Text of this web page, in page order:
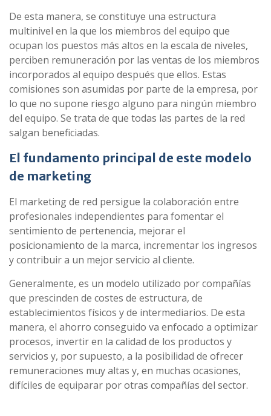
De esta manera, se constituye una estructura
multinivel en la que los miembros del equipo que
ocupan los puestos más altos en la escala de niveles,
perciben remuneración por las ventas de los miembros
incorporados al equipo después que ellos. Estas
comisiones son asumidas por parte de la empresa, por
lo que no supone riesgo alguno para ningún miembro
del equipo. Se trata de que todas las partes de la red
salgan beneficiadas.
El fundamento principal de este modelo
de marketing
El marketing de red persigue la colaboración entre
profesionales independientes para fomentar el
sentimiento de pertenencia, mejorar el
posicionamiento de la marca, incrementar los ingresos
y contribuir a un mejor servicio al cliente.
Generalmente, es un modelo utilizado por compañías
que prescinden de costes de estructura, de
establecimientos físicos y de intermediarios. De esta
manera, el ahorro conseguido va enfocado a optimizar
procesos, invertir en la calidad de los productos y
servicios y, por supuesto, a la posibilidad de ofrecer
remuneraciones muy altas y, en muchas ocasiones,
difíciles de equiparar por otras compañías del sector.